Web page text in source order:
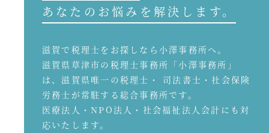
あなたのお悩みを解決します。
滋賀で税理士をお探しなら小澤事務所へ。
滋賀県草津市の税理士事務所「小澤事務所」
は、滋賀県唯一の税理士・ 司法書士・社会保険
労務士が常駐する総合事務所です。
医療法人・NPO法人・社会福祉法人会計にも対
応いたします。